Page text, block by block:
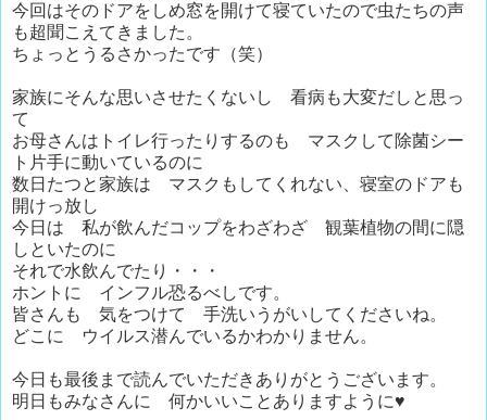
今回はそのドアをしめ窓を開けて寝ていたので虫たちの声
も超聞こえてきました。
ちょっとうるさかったです（笑）
家族にそんな思いさせたくないし 看病も大変だしと思っ
て
お母さんはトイレ行ったりするのも マスクして除菌シー
ト片手に動いているのに
数日たつと家族は マスクもしてくれない、寝室のドアも
開けっ放し
今日は 私が飲んだコップをわざわざ 観葉植物の間に隠
しといたのに
それで水飲んでたり・・・
ホントに インフル恐るべしです。
皆さんも 気をつけて 手洗いうがいしてくださいね。
どこに ウイルス潜んでいるかわかりません。
今日も最後まで読んでいただきありがとうございます。
明日もみなさんに 何かいいことありますように♥